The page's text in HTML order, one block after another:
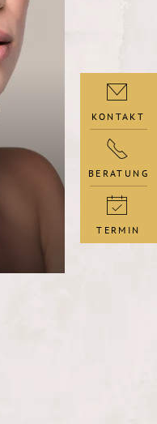
KONTAKT
BERATUNG
TERMIN